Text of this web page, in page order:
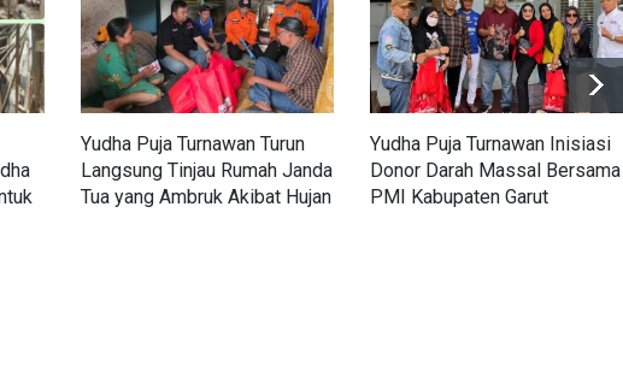
Yudha Puja Turnawan Turun
Langsung Tinjau Rumah Janda
Tua yang Ambruk Akibat Hujan
Yudha Puja Turnawan Inisiasi
Donor Darah Massal Bersama
PMI Kabupaten Garut